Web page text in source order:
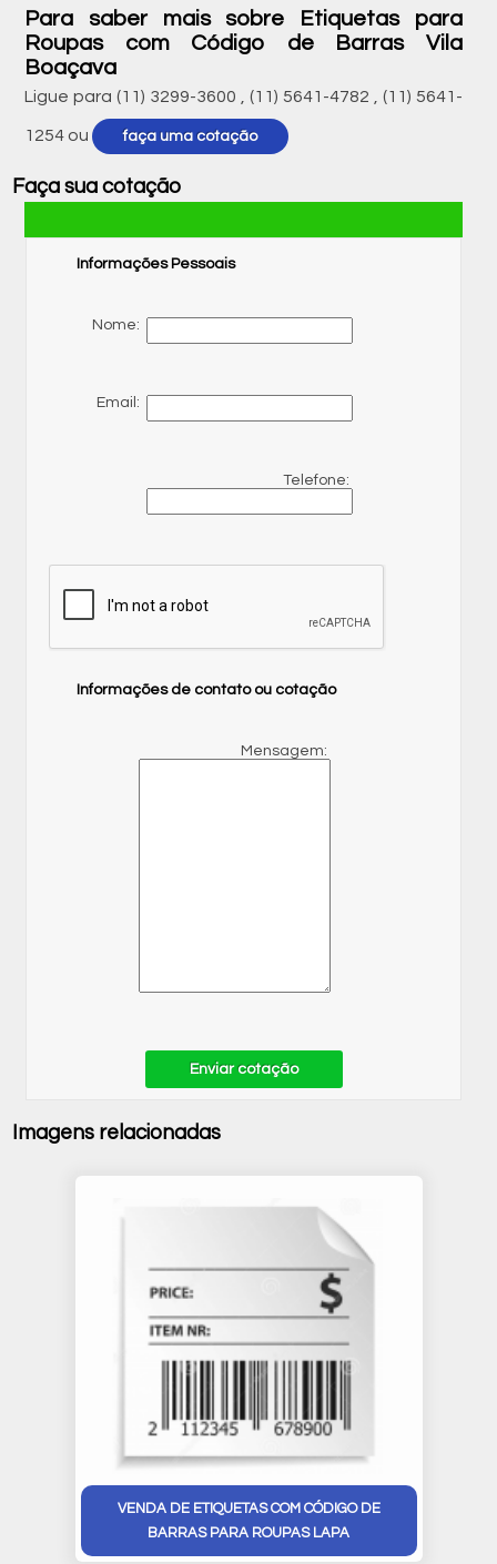
Para saber mais sobre Etiquetas para
Roupas com Código de Barras Vila
Boaçava
Ligue para (11) 3299-3600 ,(11) 5641-4782 ,(11) 5641-
1254 ou faça uma cotação
Faça sua cotação
Informações Pessoais
Nome:
Email:
Telefone:
Informações de contato ou cotação
Mensagem:
Enviar cotação
Imagens relacionadas
VENDA DE ETIQUETAS COM CÓDIGO DE
BARRAS PARA ROUPAS LAPA